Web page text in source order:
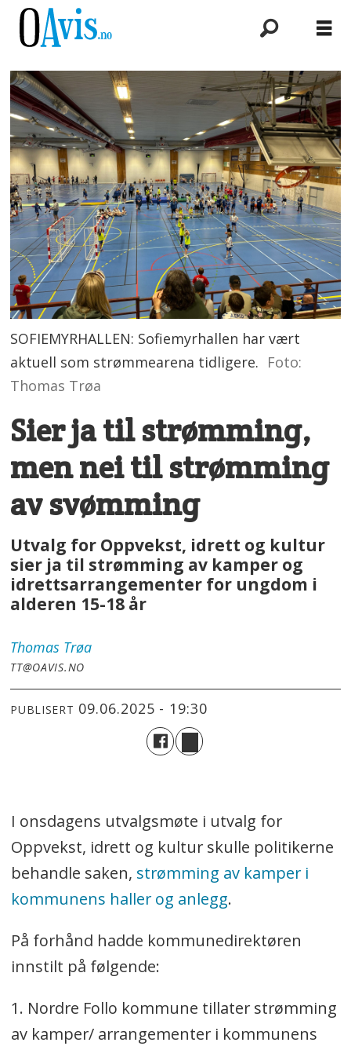
SOFIEMYRHALLEN: Sofiemyrhallen har vært
aktuell som strømmearena tidligere. Foto:
Thomas Trøa
Sier ja til strømming,
men nei til strømming
av svømming
Utvalg for Oppvekst, idrett og kultur
sier ja til strømming av kamper og
idrettsarrangementer for ungdom i
alderen 15-18 år
Thomas Trøa
TT@OAVIS.NO
PUBLISERT 09.06.2025 - 19:30
I onsdagens utvalgsmøte i utvalg for
Oppvekst, idrett og kultur skulle politikerne
behandle saken, strømming av kamper i
kommunens haller og anlegg.
På forhånd hadde kommunedirektøren
innstilt på følgende:
1. Nordre Follo kommune tillater strømming
av kamper/ arrangementer i kommunens